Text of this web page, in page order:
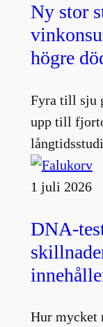
Ny stor
högre
Fyra till sju
upp till
1 juli 2026
DNA-
Hur mycket